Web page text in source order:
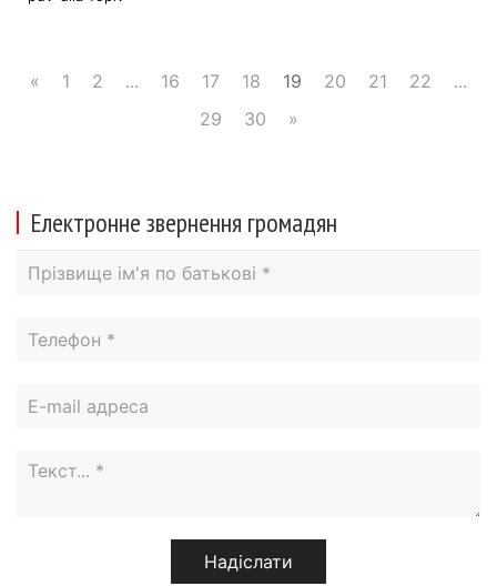
« 1 2 ... 16 17 18 19 20 21 22
...
29
30 »
Електронне звернення громадян